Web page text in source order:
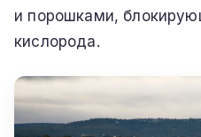
и порошками,
кислорода.